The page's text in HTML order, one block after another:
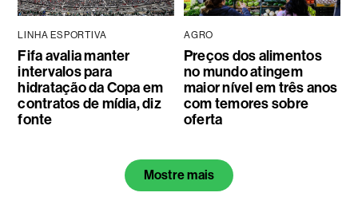
LINHA ESPORTIVA
Fifa avalia manter
intervalos para
hidratação da Copa em
contratos de mídia, diz
fonte
AGRO
Preços dos alimentos
no mundo atingem
maior nível em três anos
com temores sobre
oferta
Mostre mais